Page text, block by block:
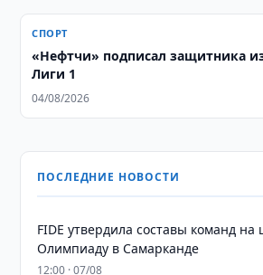
СПОРТ
«Нефтчи» подписал защитника
Лиги 1
04/08/2026
ПОСЛЕДНИЕ НОВОСТИ
FIDE утвердила составы команд
Олимпиаду в Самарканде
12:00 · 07/08